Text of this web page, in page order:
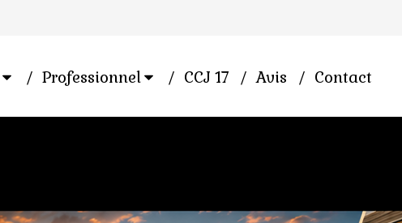
Professionnel CCJ 17 Avis Contact